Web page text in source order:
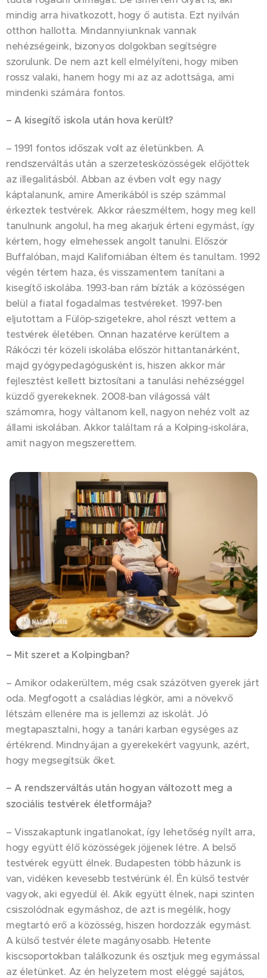
mindig arra hivatkozott, hogy ő autista. Ezt nyilván
otthon hallotta. Mindannyiunknak vannak
nehézségeink, bizonyos dolgokban segítségre
szorulunk. De nem azt kell elmélyíteni, hogy miben
rossz valaki, hanem hogy mi az az adottsága, ami
mindenki számára fontos.
– A kisegítő iskola után hova került?
– 1991 fontos időszak volt az életünkben. A
rendszerváltás után a szerzetesközösségek előjöttek
az illegalitásból. Abban az évben volt egy nagy
káptalanunk, amire Amerikából is szép számmal
érkeztek testvérek. Akkor ráeszméltem, hogy meg kell
tanulnunk angolul, ha meg akarjuk érteni egymást, így
kértem, hogy elmehessek angolt tanulni. Először
Buffalóban, majd Kaliforniában éltem és tanultam. 1992
végén tértem haza, és visszamentem tanítani a
kisegítő iskolába. 1993-ban rám bízták a közösségen
belül a fiatal fogadalmas testvéreket. 1997-ben
eljutottam a Fülöp-szigetekre, ahol részt vettem a
testvérek életében. Onnan hazatérve kerültem a
Rákóczi tér közeli iskolába először hittantanárként,
majd gyógypedagógusként is, hiszen akkor már
fejlesztést kellett biztosítani a tanulási nehézséggel
küzdő gyerekeknek. 2008-ban világossá vált
számomra, hogy váltanom kell, nagyon nehéz volt az
állami iskolában. Akkor találtam rá a Kolping-iskolára,
amit nagyon megszerettem.
– Mit szeret a Kolpingban?
– Amikor odakerültem, még csak százötven gyerek járt
oda. Megfogott a családias légkör, ami a növekvő
létszám ellenére ma is jellemzi az iskolát. Jó
megtapasztalni, hogy a tanári karban egységes az
értékrend. Mindnyájan a gyerekekért vagyunk, azért,
hogy megsegítsük őket.
– A rendszerváltás után hogyan változott meg a
szociális testvérek életformája?
– Visszakaptunk ingatlanokat, így lehetőség nyílt arra,
hogy együtt élő közösségek jöjjenek létre. A belső
testvérek együtt élnek. Budapesten több házunk is
van, vidéken kevesebb testvérünk él. Én külső testvér
vagyok, aki egyedül él. Akik együtt élnek, napi szinten
csiszolódnak egymáshoz, de azt is megélik, hogy
megtartó erő a közösség, hiszen hordozzák egymást.
A külső testvér élete magányosabb. Hetente
kiscsoportokban találkozunk és osztjuk meg egymással
az életünket. Az én helyzetem most eléggé sajátos,